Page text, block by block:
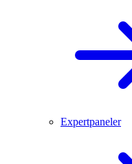
Expertpaneler